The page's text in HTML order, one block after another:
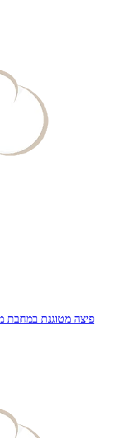
פיצה מטוגנת במחבת